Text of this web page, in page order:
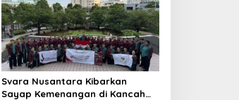
Svara Nusantara Kibarkan
Sayap Kemenangan di Kancah